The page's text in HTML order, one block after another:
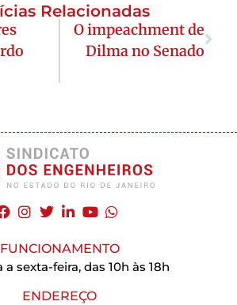
Relacionadas
O impeachment de
Dilma no Senado
FUNCIONAMENTO
a sexta-feira, das 10h às 18h
ENDEREÇO